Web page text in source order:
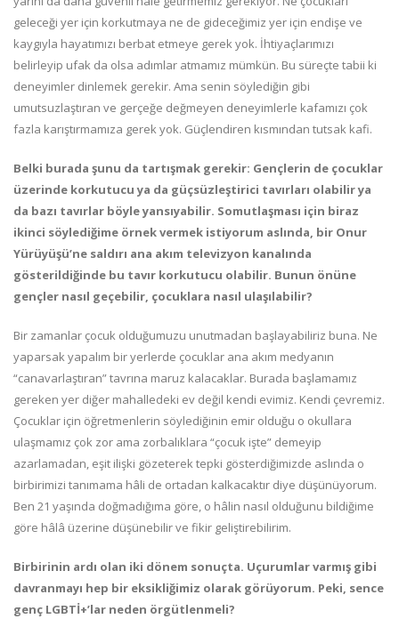
geleceği yer için korkutmaya ne de gideceğimiz yer için endişe ve
kaygıyla hayatımızı berbat etmeye gerek yok. İhtiyaçlarımızı
belirleyip ufak da olsa adımlar atmamız mümkün. Bu süreçte tabii ki
deneyimler dinlemek gerekir. Ama senin söylediğin gibi
umutsuzlaştıran ve gerçeğe değmeyen deneyimlerle kafamızı çok
fazla karıştırmamıza gerek yok. Güçlendiren kısmından tutsak kafi.
Belki burada şunu da tartışmak gerekir: Gençlerin de çocuklar
üzerinde korkutucu ya da güçsüzleştirici tavırları olabilir ya
da bazı tavırlar böyle yansıyabilir. Somutlaşması için biraz
ikinci söylediğime örnek vermek istiyorum aslında, bir Onur
Yürüyüşü’ne saldırı ana akım televizyon kanalında
gösterildiğinde bu tavır korkutucu olabilir. Bunun önüne
gençler nasıl geçebilir, çocuklara nasıl ulaşılabilir?
Bir zamanlar çocuk olduğumuzu unutmadan başlayabiliriz buna. Ne
yaparsak yapalım bir yerlerde çocuklar ana akım medyanın
“canavarlaştıran” tavrına maruz kalacaklar. Burada başlamamız
gereken yer diğer mahalledeki ev değil kendi evimiz. Kendi çevremiz.
Çocuklar için öğretmenlerin söylediğinin emir olduğu o okullara
ulaşmamız çok zor ama zorbalıklara “çocuk işte” demeyip
azarlamadan, eşit ilişki gözeterek tepki gösterdiğimizde aslında o
birbirimizi tanımama hâli de ortadan kalkacaktır diye düşünüyorum.
Ben 21 yaşında doğmadığıma göre, o hâlin nasıl olduğunu bildiğime
göre hâlâ üzerine düşünebilir ve fikir geliştirebilirim.
Birbirinin ardı olan iki dönem sonuçta. Uçurumlar varmış gibi
davranmayı hep bir eksikliğimiz olarak görüyorum. Peki, sence
genç LGBTİ+’lar neden örgütlenmeli?